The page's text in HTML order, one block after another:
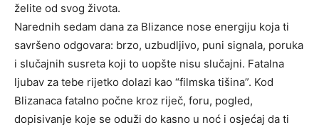
želite od svog života.
Narednih sedam dana za Blizance nose energiju koja ti
savršeno odgovara: brzo, uzbudljivo, puni signala, poruka
i slučajnih susreta koji to uopšte nisu slučajni. Fatalna
ljubav za tebe rijetko dolazi kao “filmska tišina”. Kod
Blizanaca fatalno počne kroz riječ, foru, pogled,
dopisivanje koje se oduži do kasno u noć i osjećaj da ti